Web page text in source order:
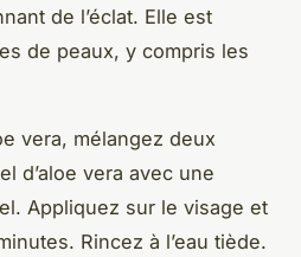
de l’éclat. Elle est
de peaux, y compris les
vera, mélangez deux
d’aloe vera avec une
Appliquez sur le visage et
Rincez à l’eau tiède.